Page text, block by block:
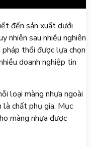
đến sản xuất dưới
nhiên sau nhiều nghiên
thổi được lựa chọn
doanh nghiệp tin
loại màng nhựa ngoài
là chất phụ gia. Mục
màng nhựa được